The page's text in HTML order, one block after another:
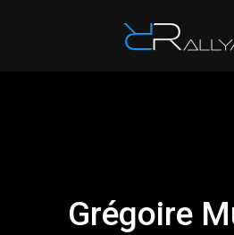
Grégoire